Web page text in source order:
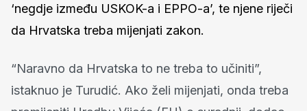
‘negdje između USKOK-a i EPPO-a’, te njene riječi
da Hrvatska treba mijenjati zakon.
“Naravno da Hrvatska to ne treba to učiniti”,
istaknuo je Turudić. Ako želi mijenjati, onda treba